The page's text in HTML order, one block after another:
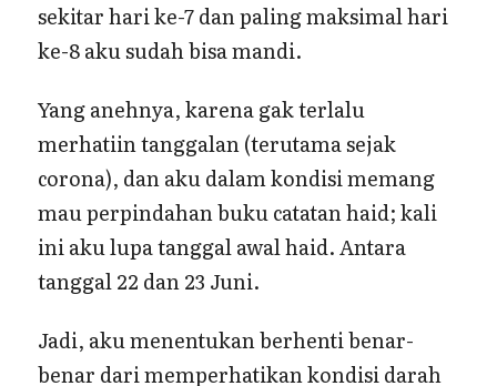
sekitar hari ke-7 dan paling maksimal hari
ke-8 aku sudah bisa mandi.
Yang anehnya, karena gak terlalu
merhatiin tanggalan (terutama sejak
corona), dan aku dalam kondisi memang
mau perpindahan buku catatan haid; kali
ini aku lupa tanggal awal haid. Antara
tanggal 22 dan 23 Juni.
Jadi, aku menentukan berhenti benar-
benar dari memperhatikan kondisi darah